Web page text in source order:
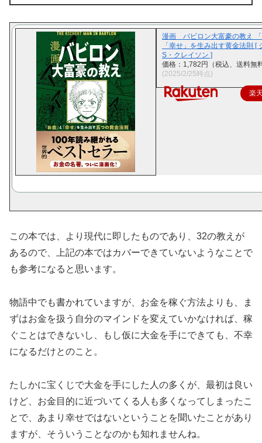
漫画 バビロン大富豪の教え
「幸せ」を生み出す黄金法則 [
S・クレイソン ]
価格：1,782円（税込、送料無
(2025/2/25時点)
楽
この本では、より現代に即したものであり、32の教えが
あるので、上記の本ではカバーできていないようなことで
も参考になると思います。
物語中でも書かれていますが、お金を稼ぐ方法よりも、ま
ずはお金を扱う自分のマインドを変えていかなければ、稼
ぐことはできないし、もし仮に大金を手にできても、不幸
になるだけとのこと。
たしかに宝くじで大金を手にした人の多くが、最初は良い
けど、お金目的に近づいてくる人も多くなってしまったこ
とで、あまり幸せではないということを聞いたことがあり
ますが、そういうことなのかも知れませんね。